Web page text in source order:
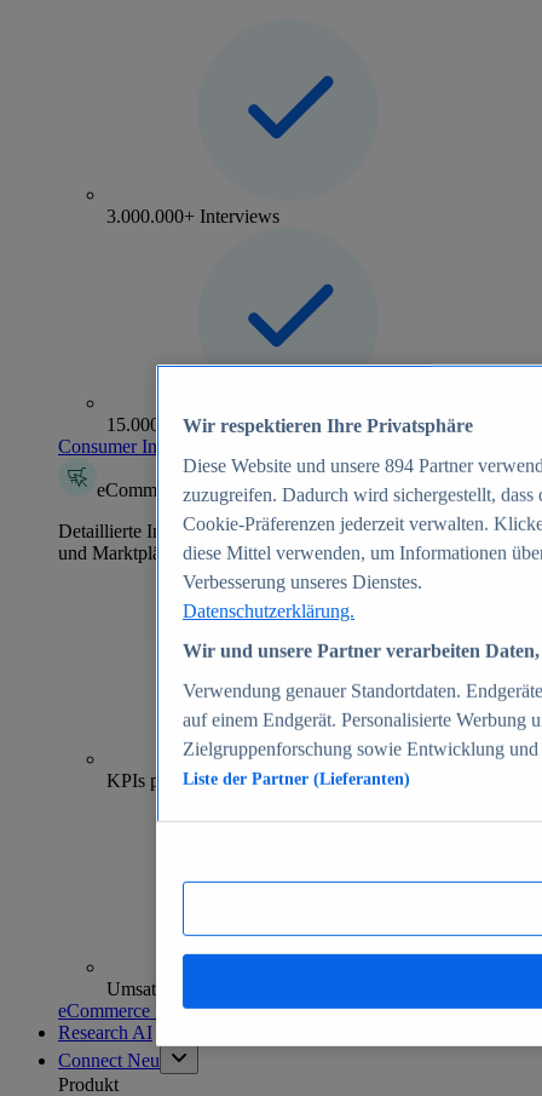
3.000.000+ Interviews
15.000+ Marken
Consumer Insights entdecken
eCommerce Insights
Detaillierte Informationen zu mehr als 39.000 Online-Shops
und Marktplätzen
70+
KPIs pro Shop
Umsatzanalysen und -prognosen
eCommerce Insights entdecken
Research AI
Connect Neu
Produkt
Wir respektieren Ihre Privatsphäre
Diese Website und unsere 894 Partner
zuzugreifen. Dadurch wird sichergestellt,
Cookie-Präferenzen jederzeit verwalten.
diese Mittel verwenden, um Informationen
Verbesserung unseres Dienstes.
Datenschutzerklärung.
Wir und unsere Partner verarbeiten
Verwendung genauer Standortdaten.
auf einem Endgerät. Personalisierte Werbung
Zielgruppenforschung sowie Entwicklung
Liste der Partner (Lieferanten)